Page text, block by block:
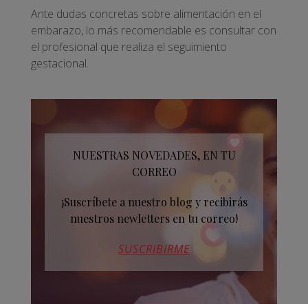
Ante dudas concretas sobre alimentación en el
embarazo, lo más recomendable es consultar con
el profesional que realiza el seguimiento
gestacional.
NUESTRAS NOVEDADES, EN TU
CORREO
¡Suscríbete a nuestro blog y recibirás
nuestros newletters en tu correo!
SUSCRIBIRME